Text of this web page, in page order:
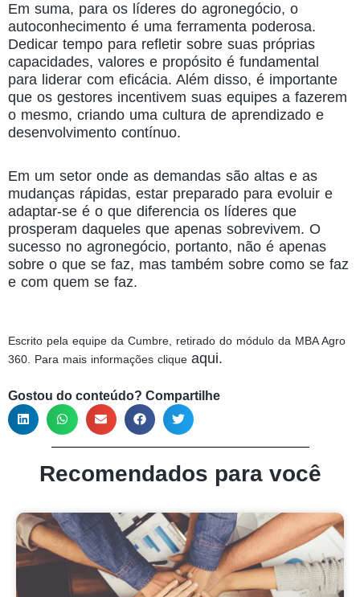
Em suma, para os líderes do agronegócio, o
autoconhecimento é uma ferramenta poderosa.
Dedicar tempo para refletir sobre suas próprias
capacidades, valores e propósito é fundamental
para liderar com eficácia. Além disso, é importante
que os gestores incentivem suas equipes a fazerem
o mesmo, criando uma cultura de aprendizado e
desenvolvimento contínuo.
Em um setor onde as demandas são altas e as
mudanças rápidas, estar preparado para evoluir e
adaptar-se é o que diferencia os líderes que
prosperam daqueles que apenas sobrevivem. O
sucesso no agronegócio, portanto, não é apenas
sobre o que se faz, mas também sobre como se faz
e com quem se faz.
Escrito pela equipe da Cumbre, retirado do módulo da MBA Agro
360. Para mais informações clique aqui.
Gostou do conteúdo? Compartilhe
Recomendados para você